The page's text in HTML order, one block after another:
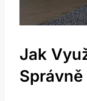
Jak